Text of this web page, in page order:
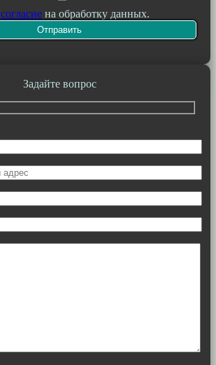
согласие на обработку данных.
Задайте вопрос